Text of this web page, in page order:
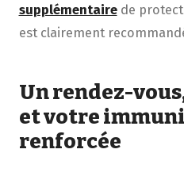
supplémentairede
est clairement
Un rendez-
et votre
renforcée